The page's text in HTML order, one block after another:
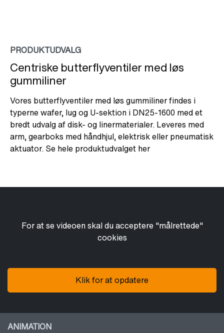
PRODUKTUDVALG
Centriske butterflyventiler med løs
gummiliner
Vores butterflyventiler med løs gummiliner findes i
typerne wafer, lug og U-sektion i DN25-1600 med et
bredt udvalg af disk- og linermaterialer. Leveres med
arm, gearboks med håndhjul, elektrisk eller pneumatisk
aktuator. Se hele produktudvalget her
For at se videoen skal du acceptere "målrettede"
cookies
Klik for at opdatere
ANIMATION